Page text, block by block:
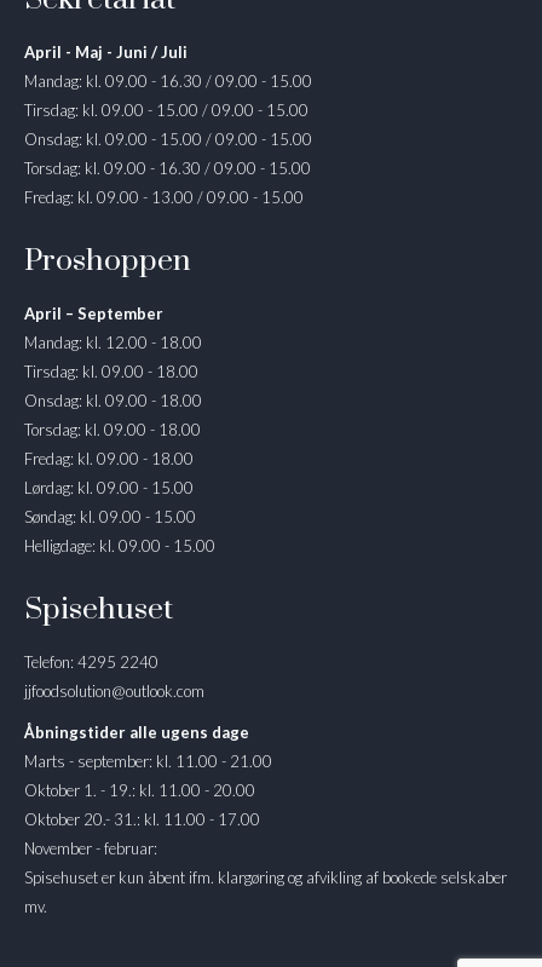
April - Maj - Juni / Juli
Mandag: kl. 09.00 - 16.30 / 09.00 - 15.00
Tirsdag: kl. 09.00 - 15.00 / 09.00 - 15.00
Onsdag: kl. 09.00 - 15.00 / 09.00 - 15.00
Torsdag: kl. 09.00 - 16.30 / 09.00 - 15.00
Fredag: kl. 09.00 - 13.00 / 09.00 - 15.00
Proshoppen
April – September
Mandag: kl. 12.00 - 18.00
Tirsdag: kl. 09.00 - 18.00
Onsdag: kl. 09.00 - 18.00
Torsdag: kl. 09.00 - 18.00
Fredag: kl. 09.00 - 18.00
Lørdag: kl. 09.00 - 15.00
Søndag: kl. 09.00 - 15.00
Helligdage: kl. 09.00 - 15.00
Spisehuset
Telefon: 4295 2240
jjfoodsolution@outlook.com
Åbningstider alle ugens dage
Marts - september: kl. 11.00 - 21.00
Oktober 1. - 19.: kl. 11.00 - 20.00
Oktober 20.- 31.: kl. 11.00 - 17.00
November - februar:
Spisehuset er kun åbent ifm. klargøring og afvikling af bookede selskaber
mv.